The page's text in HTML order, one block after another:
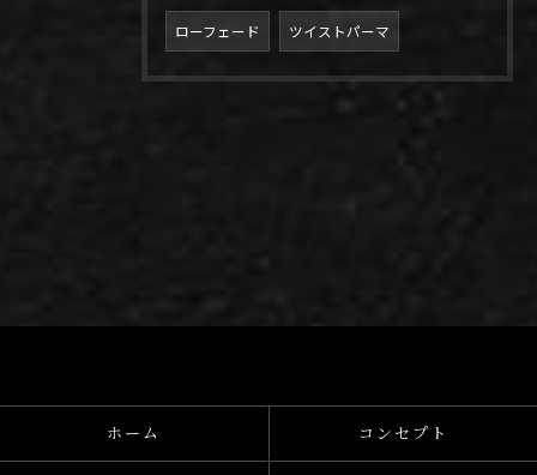
ローフェード ツイストパーマ
ホーム コンセプト